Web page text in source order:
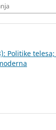
Politike